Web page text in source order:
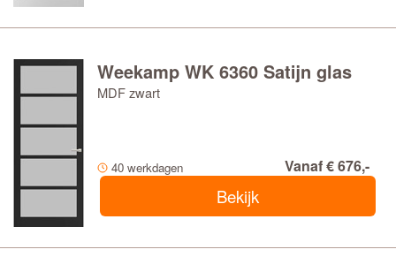
Weekamp WK 6360 Satijn glas
MDF zwart
40 werkdagen Vanaf € 676,-
Bekijk